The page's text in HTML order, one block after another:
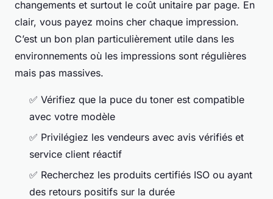
changements et surtout le coût unitaire par page. En
clair, vous payez moins cher chaque impression.
C’est un bon plan particulièrement utile dans les
environnements où les impressions sont régulières
mais pas massives.
✅ Vérifiez que la puce du toner est compatible
avec votre modèle
✅ Privilégiez les vendeurs avec avis vérifiés et
service client réactif
✅ Recherchez les produits certifiés ISO ou ayant
des retours positifs sur la durée